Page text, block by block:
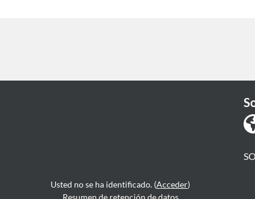
Usted no se ha identificado. (Acceder)
Resumen de retención de datos